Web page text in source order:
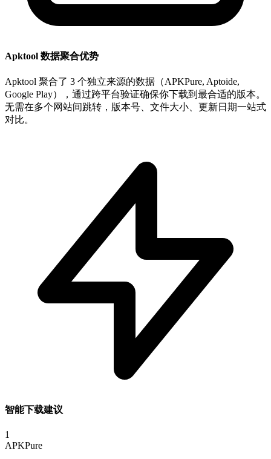
Apktool 数据聚合优势
Apktool 聚合了 3 个独立来源的数据（APKPure, Aptoide,
Google Play），通过跨平台验证确保你下载到最合适的版本。
无需在多个网站间跳转，版本号、文件大小、更新日期一站式
对比。
智能下载建议
1
APKPure